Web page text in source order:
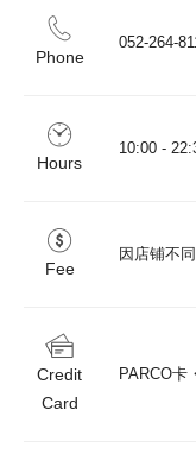
Phone
052-264-
Hours
10:00 -
Fee
因店铺不同
Credit
Card
PARCO卡